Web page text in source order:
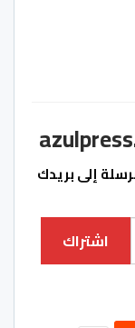
إلى بريدك
اشتراك